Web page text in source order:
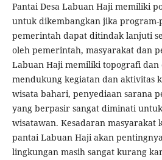
Pantai Desa Labuan Haji memiliki
untuk dikembangkan jika
pemerintah dapat ditindak lanjuti
oleh pemerintah, masyarakat dan
Labuan Haji memiliki topografi dan
mendukung kegiatan dan aktivitas
wisata bahari, penyediaan sarana
yang berpasir sangat diminati
wisatawan. Kesadaran masyarakat
pantai Labuan Haji akan
lingkungan masih sangat kurang